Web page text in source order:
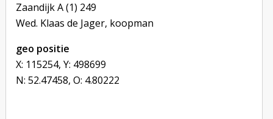
Zaandijk A (1) 249
Wed. Klaas de Jager, koopman
geo positie
X: 115254, Y: 498699
N: 52.47458, O: 4.80222